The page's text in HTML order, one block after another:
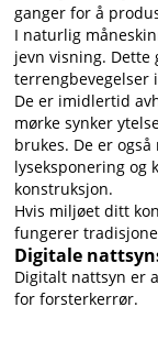
ganger for å
I naturlig
jevn visning.
terrengbevegelser
De er imidlertid
mørke synker
brukes. De er
lyseksponering og
konstruksjon.
Hvis miljøet ditt
fungerer
Digitale
Digitalt nattsyn er
for forsterkerrør.